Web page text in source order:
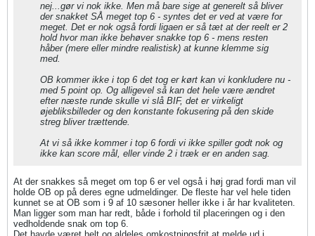
nej...gør vi nok ikke. Men må bare sige at generelt så bliver
der snakket SÅ meget top 6 - syntes det er ved at være for
meget. Det er nok også fordi ligaen er så tæt at der reelt er 2
hold hvor man ikke behøver snakke top 6 - mens resten
håber (mere eller mindre realistisk) at kunne klemme sig
med.
OB kommer ikke i top 6 det tog er kørt kan vi konkludere nu -
med 5 point op. Og alligevel så kan det hele være ændret
efter næste runde skulle vi slå BIF, det er virkeligt
øjebliksbilleder og den konstante fokusering på den skide
streg bliver trættende.
At vi så ikke kommer i top 6 fordi vi ikke spiller godt nok og
ikke kan score mål, eller vinde 2 i træk er en anden sag.
At der snakkes så meget om top 6 er vel også i høj grad fordi man vil
holde OB op på deres egne udmeldinger. De fleste har vel hele tiden
kunnet se at OB som i 9 af 10 sæsoner heller ikke i år har kvaliteten.
Man ligger som man har redt, både i forhold til placeringen og i den
vedholdende snak om top 6.